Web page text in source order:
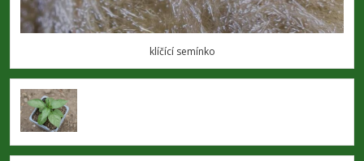
klíčící semínko